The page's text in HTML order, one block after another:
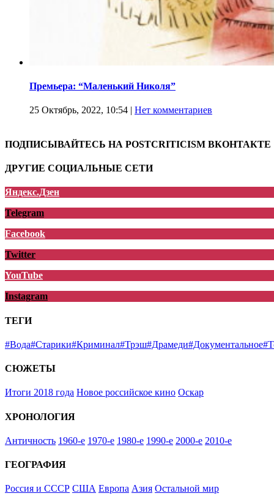
Премьера: “Маленький Николя”
25 Октябрь, 2022, 10:54 | Нет комментариев
ПОДПИСЫВАЙТЕСЬ НА POSTCRITICISM ВКОНТАКТЕ
ДРУГИЕ СОЦИАЛЬНЫЕ СЕТИ
Яндекс.Дзен
Telegram
Facebook
Twitter
YouTube
Instagram
ТЕГИ
#Вода#Старики#Криминал#Трэш#Драмеди#Документальное
СЮЖЕТЫ
Итоги 2018 года Новое российское кино Оскар
ХРОНОЛОГИЯ
Античность 1960-е 1970-е 1980-е 1990-е 2000-е 2010-е
ГЕОГРАФИЯ
Россия и СССР США Европа Азия Остальной мир